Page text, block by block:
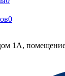
0
1А,